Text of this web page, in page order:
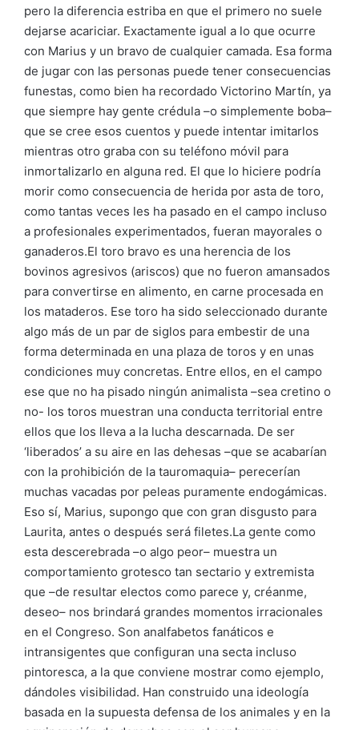
pero la diferencia estriba en que el primero no suele
dejarse acariciar. Exactamente igual a lo que ocurre
con Marius y un bravo de cualquier camada. Esa forma
de jugar con las personas puede tener consecuencias
funestas, como bien ha recordado Victorino Martín, ya
que siempre hay gente crédula –o simplemente boba–
que se cree esos cuentos y puede intentar imitarlos
mientras otro graba con su teléfono móvil para
inmortalizarlo en alguna red. El que lo hiciere podría
morir como consecuencia de herida por asta de toro,
como tantas veces les ha pasado en el campo incluso
a profesionales experimentados, fueran mayorales o
ganaderos.El toro bravo es una herencia de los
bovinos agresivos (ariscos) que no fueron amansados
para convertirse en alimento, en carne procesada en
los mataderos. Ese toro ha sido seleccionado durante
algo más de un par de siglos para embestir de una
forma determinada en una plaza de toros y en unas
condiciones muy concretas. Entre ellos, en el campo
ese que no ha pisado ningún animalista –sea cretino o
no- los toros muestran una conducta territorial entre
ellos que los lleva a la lucha descarnada. De ser
‘liberados’ a su aire en las dehesas –que se acabarían
con la prohibición de la tauromaquia– perecerían
muchas vacadas por peleas puramente endogámicas.
Eso sí, Marius, supongo que con gran disgusto para
Laurita, antes o después será filetes.La gente como
esta descerebrada –o algo peor– muestra un
comportamiento grotesco tan sectario y extremista
que –de resultar electos como parece y, créanme,
deseo– nos brindará grandes momentos irracionales
en el Congreso. Son analfabetos fanáticos e
intransigentes que configuran una secta incluso
pintoresca, a la que conviene mostrar como ejemplo,
dándoles visibilidad. Han construido una ideología
basada en la supuesta defensa de los animales y en la